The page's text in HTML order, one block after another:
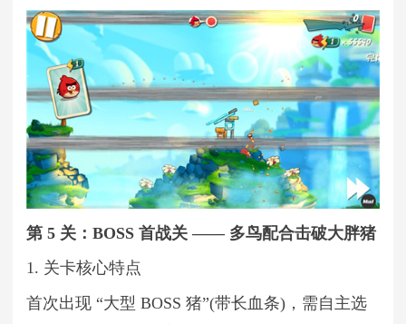
第 5 关：BOSS 首战关 —— 多鸟配合击破大胖猪
1. 关卡核心特点
首次出现 “大型 BOSS 猪”(带长血条)，需自主选